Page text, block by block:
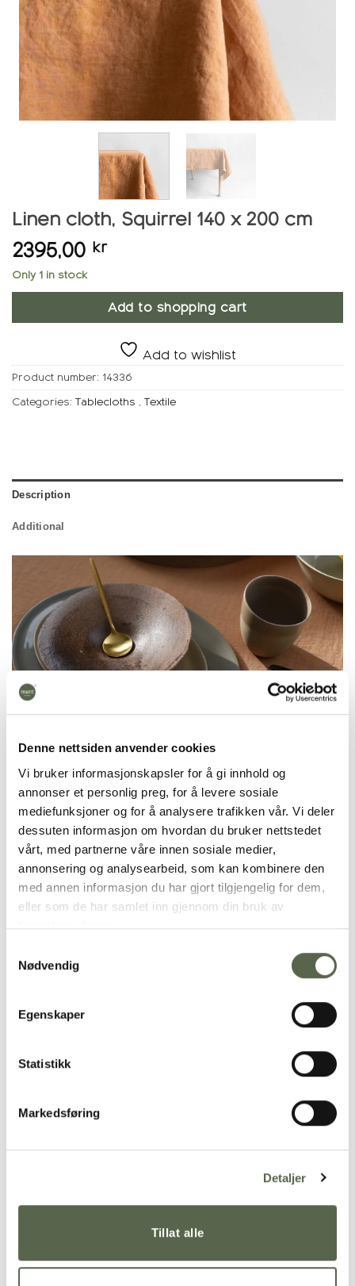
Denne nettsiden anvender cookies
Vi bruker informasjonskapsler for å gi innhold og
annonser et personlig preg, for å levere sosiale
mediefunksjoner og for å analysere trafikken vår. Vi deler
dessuten informasjon om hvordan du bruker nettstedet
vårt, med partnerne våre innen sosiale medier,
annonsering og analysearbeid, som kan kombinere den
med annen informasjon du har gjort tilgjengelig for dem,
eller som de har samlet inn gjennom din bruk av
tjenestene deres.
Nødvendig
Egenskaper
Statistikk
Markedsføring
Detaljer
Tillat alle
Linen cloth, Squirrel 140 x 200 cm
2395,00 kr
Only 1 in stock
Add to shopping cart
Add to wishlist
Product number: 14336
Categories: Tablecloths , Textile
Description
Additional